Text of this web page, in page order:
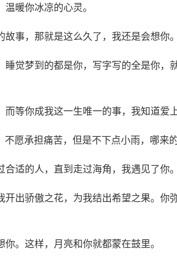
暖你冰凉的心灵。
事，那就是这么久了，我还是会想你。
睡觉梦到的都是你，写字写的全是你，
等你成我这一生唯一的事，我知道爱
愿承担痛苦，但是不下点小雨，哪来的
适的人，直到走过海角，我遇见了你。
出骄傲之花，为我结出希望之果。你
。这样，月亮和你就都蒙在鼓里。